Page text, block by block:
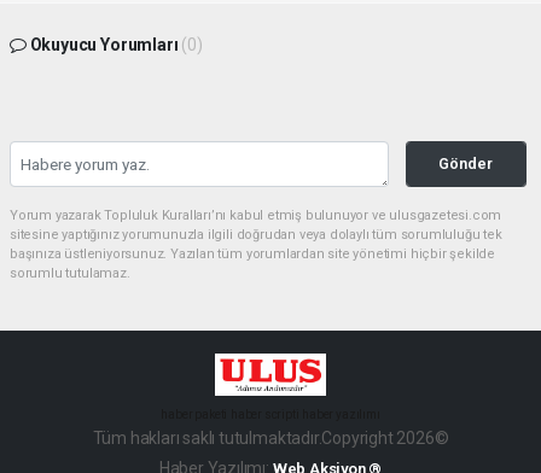
Okuyucu Yorumları (0)
Gönder
Yorum yazarak Topluluk Kuralları’nı kabul etmiş bulunuyor ve ulusgazetesi.com
sitesine yaptığınız yorumunuzla ilgili doğrudan veya dolaylı tüm sorumluluğu tek
başınıza üstleniyorsunuz. Yazılan tüm yorumlardan site yönetimi hiçbir şekilde
sorumlu tutulamaz.
Tüm hakları saklı tutulmaktadır.Copyright 2026©
Haber Yazılımı: Web Aksiyon ®